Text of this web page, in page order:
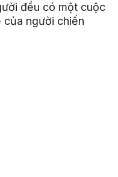
đều có một cuộc
của người chiến